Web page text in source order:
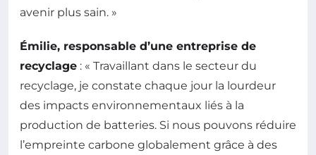
avenir plus sain. »
Émilie, responsable d’une entreprise de
recyclage : « Travaillant dans le secteur du
recyclage, je constate chaque jour la lourdeur
des impacts environnementaux liés à la
production de batteries. Si nous pouvons réduire
l’empreinte carbone globalement grâce à des